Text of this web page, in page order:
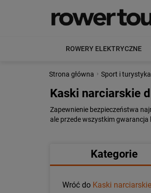
ROWERY ELEKTRYCZNE
Strona główna › Sport i turystyka
Kaski narciarskie
Zapewnienie bezpieczeństwa
ale przede wszystkim
Kategorie
Wróć do Kaski narciarskie